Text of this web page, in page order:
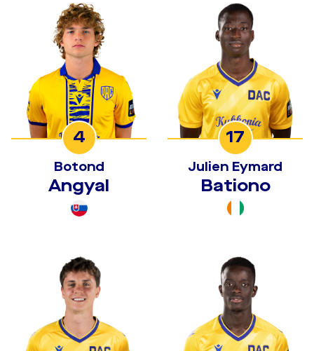
4
Botond
Angyal
17
Julien Eymard
Bationo